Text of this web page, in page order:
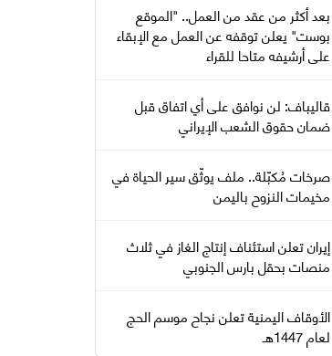
بعد أكثر من عقد من العمل.. "الموقع
بوست" يعلن توقفه عن العمل مع الإبقاء
على أرشيفه متاحا للقراء
قاليباف: لن نوافق على أي اتفاق قبل
ضمان حقوق الشعب الإيراني
صرخات مُكبّلة.. ملف يوثّق سير الحياة في
مخيمات النزوح باليمن
إيران تعلن استئناف إنتاج الغاز في ثلاث
منصات بحقل بارس الجنوبي
الأوقاف اليمنية تعلن نجاح موسم الحج
لعام 1447هـ